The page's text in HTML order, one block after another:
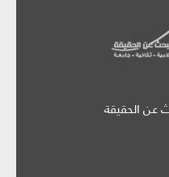
عن الحقيقة